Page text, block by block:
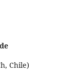
Chile)